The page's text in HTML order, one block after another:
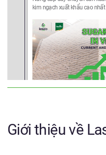
kim ngạch xuất khẩu cao
Giới thiệu về